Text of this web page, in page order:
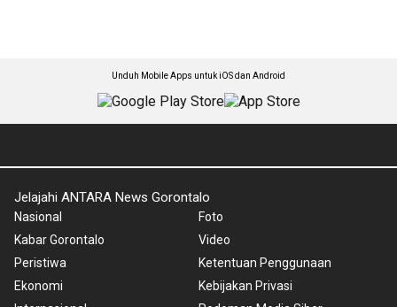
Unduh Mobile Apps untuk iOS dan Android
Jelajahi ANTARA News Gorontalo
Nasional
Kabar Gorontalo
Peristiwa
Ekonomi
Foto
Video
Ketentuan Penggunaan
Kebijakan Privasi